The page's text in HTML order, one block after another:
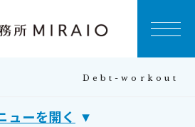
ューを開く